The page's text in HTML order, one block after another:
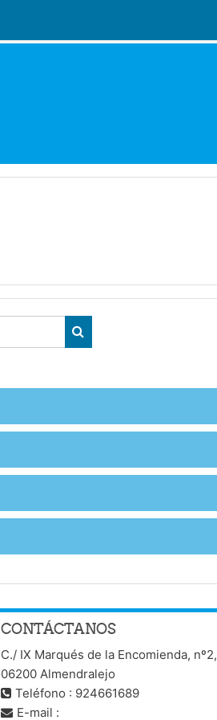
BUSCAR CURSOS
CONTÁCTANOS
C./ IX Marqués de la Encomienda, nº2,
06200 Almendralejo
Teléfono : 924661689
E-mail :